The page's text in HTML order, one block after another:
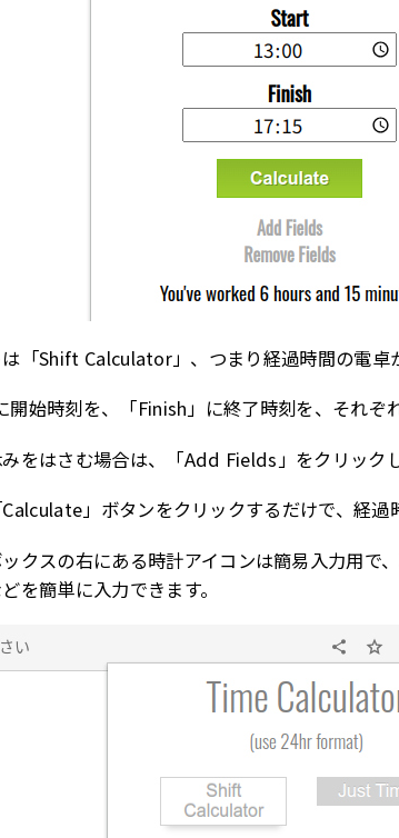
「Shift Calculator」、つまり経過時間の電卓
開始時刻を、「Finish」に終了時刻を、それぞ
をはさむ場合は、「Add Fields」をクリック
」ボタンをクリックするだけで、経過
クスの右にある時計アイコンは簡易入力用で
を簡単に入力できます。